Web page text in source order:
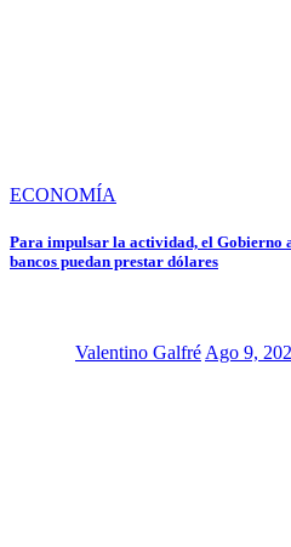
ECONOMÍA
Para impulsar la actividad, el Gobierno
bancos puedan prestar dólares
Valentino Galfré Ago 9,